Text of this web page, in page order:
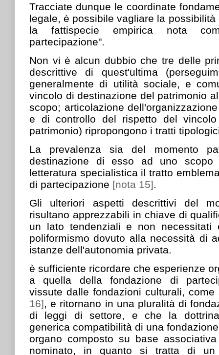
Tracciate dunque le coordinate
legale, è possibile vagliare la
la fattispecie empirica nota
partecipazione".
Non vi è alcun dubbio che tre delle
descrittive di quest'ultima
generalmente di utilità sociale, e
vincolo di destinazione del patrimonio
scopo; articolazione
e di controllo del rispetto del
patrimonio) ripropongono i tratti
La prevalenza sia del momento
destinazione di esso ad uno scopo
letteratura specialistica il tratto
di partecipazione [nota 15].
Gli ulteriori aspetti descrittivi del
risultano apprezzabili in chiave di
un lato tendenziali e non necessitati
poliformismo dovuto alla necessità di
istanze dell'autonomia privata.
è sufficiente ricordare che esperienze
a quella della fondazione di
vissute dalle fondazioni culturali,
16], e ritornano in una pluralità di
di leggi di settore, e che la
generica compatibilità di una
organo composto su base
nominato, in quanto si tratta di un